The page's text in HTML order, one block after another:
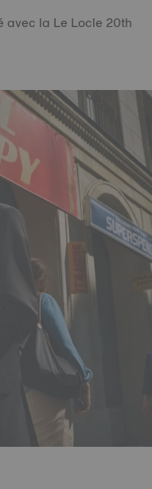
avec la Le Locle 20th